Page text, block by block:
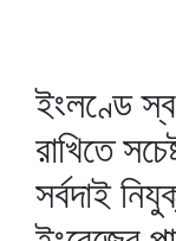
ইংলণ্ডে
রাখিতে
সর্বদাই